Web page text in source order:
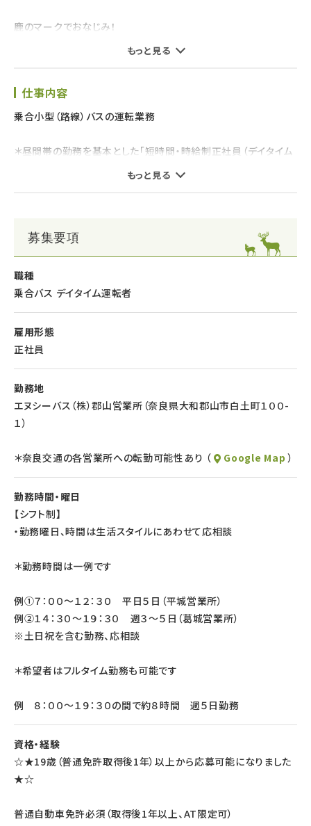
鹿のマークでおなじみ！
奈良交通で、憧れの「バスドライバー」の夢を叶えませんか？
あるかもしれません。
奈良交通の「デイタイム社員」なら、「育児や介護で不規則勤務は
19歳（普通免許取得後1年）以上からご応募可能です！
未経験・ブランクある方も安心してスタートできます♪
さらに「大型二種免許取得費用全額負担支援制度」など入社に際
して支援制度あり！
バスドライバーというと、男性のイメージが強いですが、
当社では男女問わず積極採用中！
40名以上の女性運転者が活躍中☆
★育児・介護等で短時間勤務を希望される方★
詳しくはお問合せください。
※ポジティブアクション 女性専用求人※
もっと見る
仕事内容
乗合小型（路線）バスの運転業務
＊昼間帯の勤務を基本とした「短時間・時給制正社員（デイタイム
＊生活スタイルにあわせ、月給制正社員への移行も可能です
もっと見る
募集要項
職種
乗合バス デイタイム運転者
雇用形態
正社員
勤務地
エヌシーバス（株）郡山営業所（奈良県大和郡山市白土町１００-
１）
＊奈良交通の各営業所への転勤可能性あり （ Google Map ）
勤務時間・曜日
【シフト制】
・勤務曜日、時間は生活スタイルにあわせて応相談
＊勤務時間は一例です
例①７：００～１２：３０ 平日５日（平城営業所）
例②１４：３０～１９：３０ 週３～５日（葛城営業所）
※土日祝を含む勤務、応相談
＊希望者はフルタイム勤務も可能です
例 ８：００～１９：３０の間で約８時間 週５日勤務
資格・経験
☆★19歳（普通免許取得後1年）以上から応募可能になりました
★☆
普通自動車免許必須（取得後1年以上、AT限定可）